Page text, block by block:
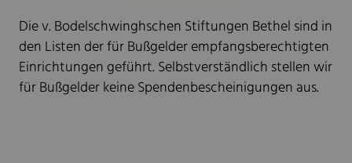
Die v. Bodelschwinghschen Stiftungen Bethel sind in
den Listen der für Bußgelder empfangsberechtigten
Einrichtungen geführt. Selbstverständlich stellen wir
für Bußgelder keine Spendenbescheinigungen aus.